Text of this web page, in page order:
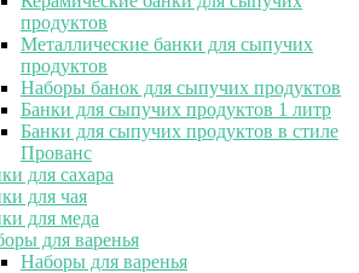
продуктов
Металлические банки для сыпучих
продуктов
Наборы банок для сыпучих продуктов
Банки для сыпучих продуктов 1 литр
Банки для сыпучих продуктов в стиле
Прованс
для сахара
для чая
для меда
для варенья
Наборы для варенья